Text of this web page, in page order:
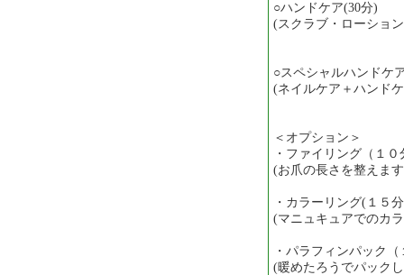
○ハンドケア(30分
(スクラブ・ローショ
○スペシャルハンドケ
(ネイルケア＋ハンド
＜オプション＞
・ファイリング（１
(お爪の長さを整えま
・カラーリング(１５
(マニュキュアでのカ
・パラフィンパック
(暖めたろうでパック